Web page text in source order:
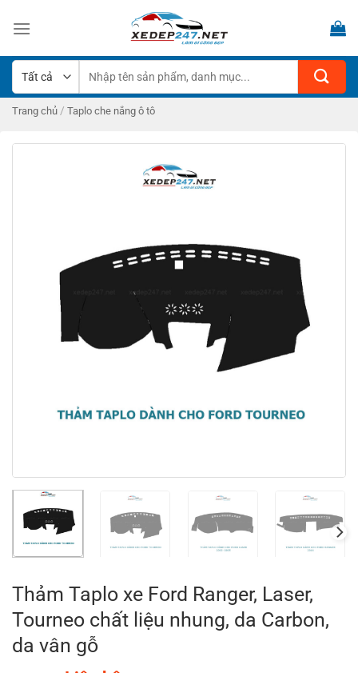
qua
dung
kiếm:
Trang chủ / Taplo che nắng ô tô
Thảm Taplo xe Ford Ranger, Laser,
Tourneo chất liệu nhung, da Carbon,
da vân gỗ